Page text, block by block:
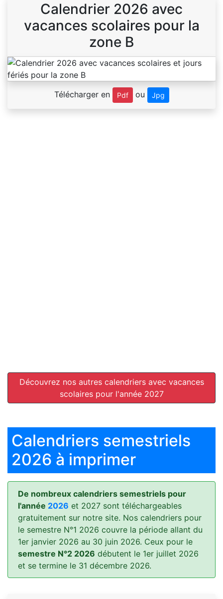
Calendrier 2026 avec
vacances scolaires pour la
zone B
Télécharger en Pdf ou Jpg
Découvrez nos autres calendriers avec vacances
scolaires pour l'année 2027
Calendriers semestriels
2026 à imprimer
De nombreux calendriers semestriels pour
l'année 2026 et 2027 sont téléchargeables
gratuitement sur notre site. Nos calendriers pour
le semestre N°1 2026 couvre la période allant du
1er janvier 2026 au 30 juin 2026. Ceux pour le
semestre N°2 2026 débutent le 1er juillet 2026
et se termine le 31 décembre 2026.